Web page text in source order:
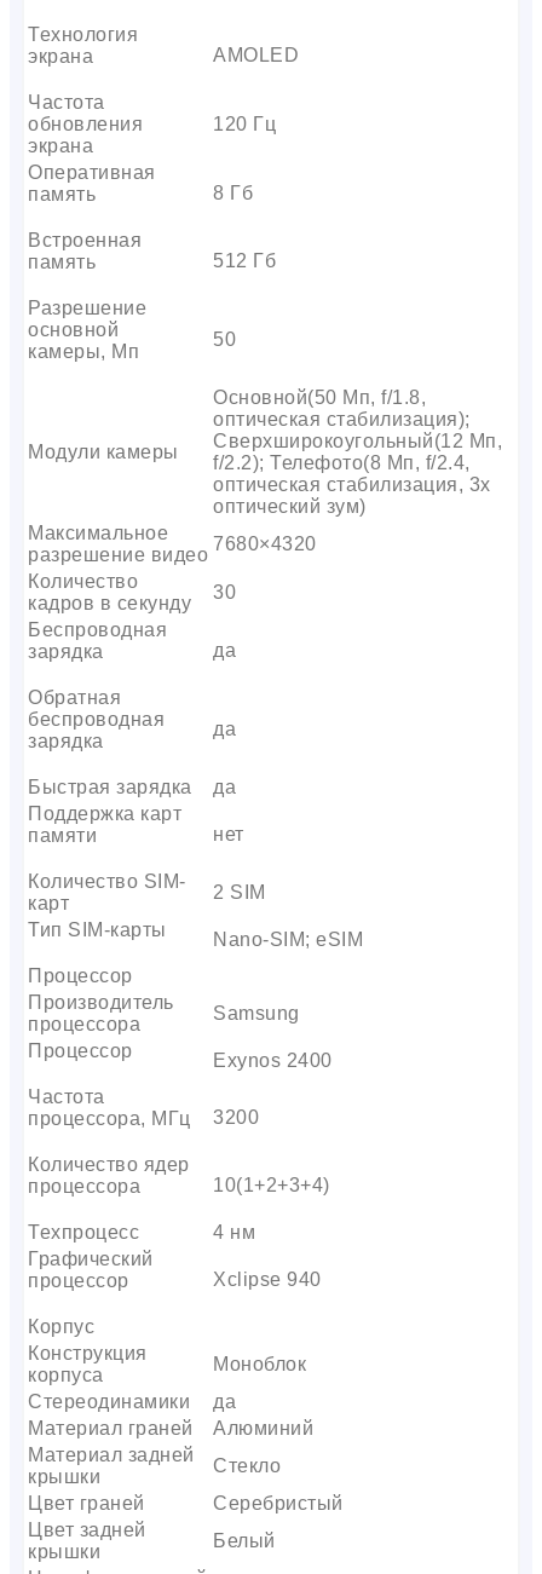
Технология
экрана
AMOLED
Частота
обновления
экрана
120 Гц
Оперативная
память
8 Гб
Встроенная
память
512 Гб
Разрешение
основной
камеры, Мп
50
Модули камеры
Основной(50 Мп, f/1.8,
оптическая стабилизация);
Сверхширокоугольный(12 Мп,
f/2.2); Телефото(8 Мп, f/2.4,
оптическая стабилизация, 3x
оптический зум)
Максимальное
разрешение видео
7680×4320
Количество
кадров в секунду
30
Беспроводная
зарядка
да
Обратная
беспроводная
зарядка
да
Быстрая зарядка
да
Поддержка карт
памяти
нет
Количество SIM-
карт
2 SIM
Тип SIM-карты
Nano-SIM; eSIM
Процессор
Производитель
процессора
Samsung
Процессор
Exynos 2400
Частота
процессора, МГц
3200
Количество ядер
процессора
10(1+2+3+4)
Техпроцесс
4 нм
Графический
процессор
Xclipse 940
Корпус
Конструкция
корпуса
Моноблок
Стереодинамики
да
Материал граней
Алюминий
Материал задней
крышки
Стекло
Цвет граней
Серебристый
Цвет задней
крышки
Белый